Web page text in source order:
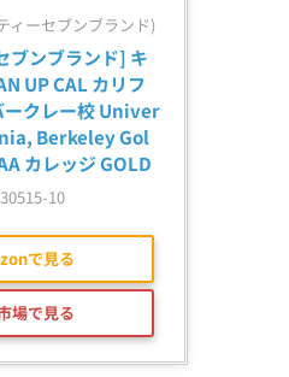
ィーセブンブランド)
ブンブランド] キ
UP CAL カリフ
ークレー校 Univer
Berkeley Gol
カレッジ GOLD
10
で見る
場で見る